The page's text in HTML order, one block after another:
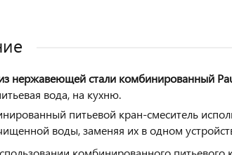
нержавеющей стали комбинированный
вода, на кухню.
питьевой кран-смеситель
воды, заменяя их в одном